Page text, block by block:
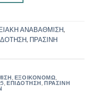
ΑΝΑΒΑΘΜΙΣΗ,
, ΠΡΑΣΙΝΗ
ΕΞΟΙΚΟΝΟΜΩ
ΕΠΙΔΟΤΗΣΗ ,ΠΡΑΣΙΝΗ